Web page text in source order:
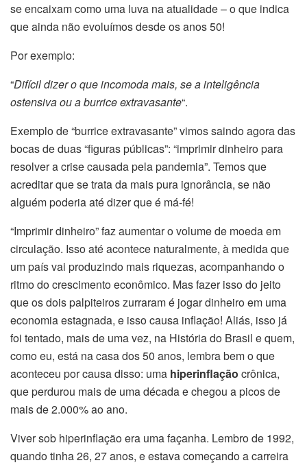
se encaixam como uma luva na atualidade – o que indica
que ainda não evoluímos desde os anos 50!
Por exemplo:
“Difícil dizer o que incomoda mais, se a inteligência
ostensiva ou a burrice extravasante“.
Exemplo de “burrice extravasante” vimos saindo agora das
bocas de duas “figuras públicas”: “imprimir dinheiro para
resolver a crise causada pela pandemia”. Temos que
acreditar que se trata da mais pura ignorância, se não
alguém poderia até dizer que é má-fé!
“Imprimir dinheiro” faz aumentar o volume de moeda em
circulação. Isso até acontece naturalmente, à medida que
um país vai produzindo mais riquezas, acompanhando o
ritmo do crescimento econômico. Mas fazer isso do jeito
que os dois palpiteiros zurraram é jogar dinheiro em uma
economia estagnada, e isso causa inflação! Aliás, isso já
foi tentado, mais de uma vez, na História do Brasil e quem,
como eu, está na casa dos 50 anos, lembra bem o que
aconteceu por causa disso: uma hiperinflação crônica,
que perdurou mais de uma década e chegou a picos de
mais de 2.000% ao ano.
Viver sob hiperinflação era uma façanha. Lembro de 1992,
quando tinha 26, 27 anos, e estava começando a carreira